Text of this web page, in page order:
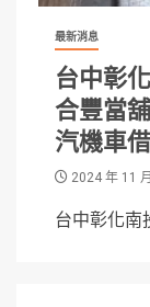
最新消息
台中彰
合豐當
汽機車
2024 年 11
台中彰化南